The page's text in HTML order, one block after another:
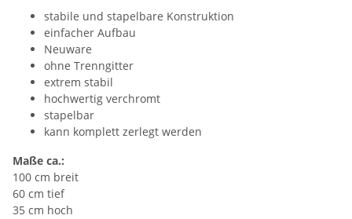
stabile und stapelbare Konstruktion
einfacher Aufbau
Neuware
ohne Trenngitter
extrem stabil
hochwertig verchromt
stapelbar
kann komplett zerlegt werden
Maße ca.:
100 cm breit
60 cm tief
35 cm hoch